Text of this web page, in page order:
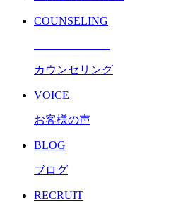
COUNSELING
カウンセリング
VOICE
お客様の声
BLOG
ブログ
RECRUIT